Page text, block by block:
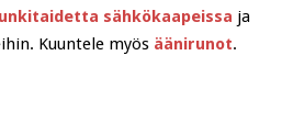
sähkökaapeissa ja
Kuuntele myös äänirunot.